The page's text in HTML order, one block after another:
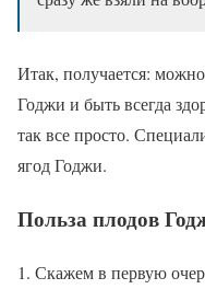
Итак, получается:
Годжи и быть всегда
так все просто.
ягод Годжи.
Польза плодов
Скажем в первую